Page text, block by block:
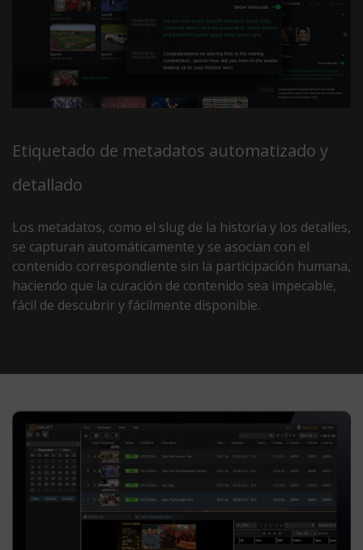
Etiquetado de metadatos automatizado y
detallado
Los metadatos, como el slug de la historia y los detalles,
se capturan automáticamente y se asocian con el
contenido correspondiente sin la participación humana,
haciendo que la curación de contenido sea impecable,
fácil de descubrir y fácilmente disponible.